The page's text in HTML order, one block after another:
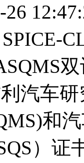
汽车
和
）证